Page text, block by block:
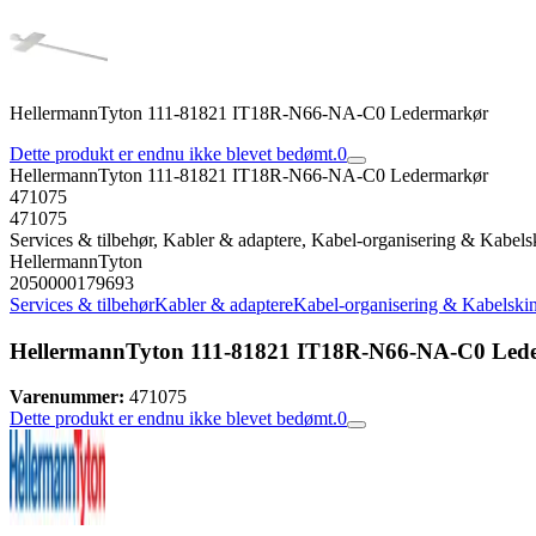
HellermannTyton 111-81821 IT18R-N66-NA-C0 Ledermarkør
Dette produkt er endnu ikke blevet bedømt.0
HellermannTyton 111-81821 IT18R-N66-NA-C0 Ledermarkør
471075
471075
Services & tilbehør, Kabler & adaptere, Kabel-organisering &
HellermannTyton
2050000179693
Services & tilbehørKabler & adaptereKabel-organisering &
HellermannTyton 111-81821 IT18R-N66-NA-C0
Varenummer: 471075
Dette produkt er endnu ikke blevet bedømt.0